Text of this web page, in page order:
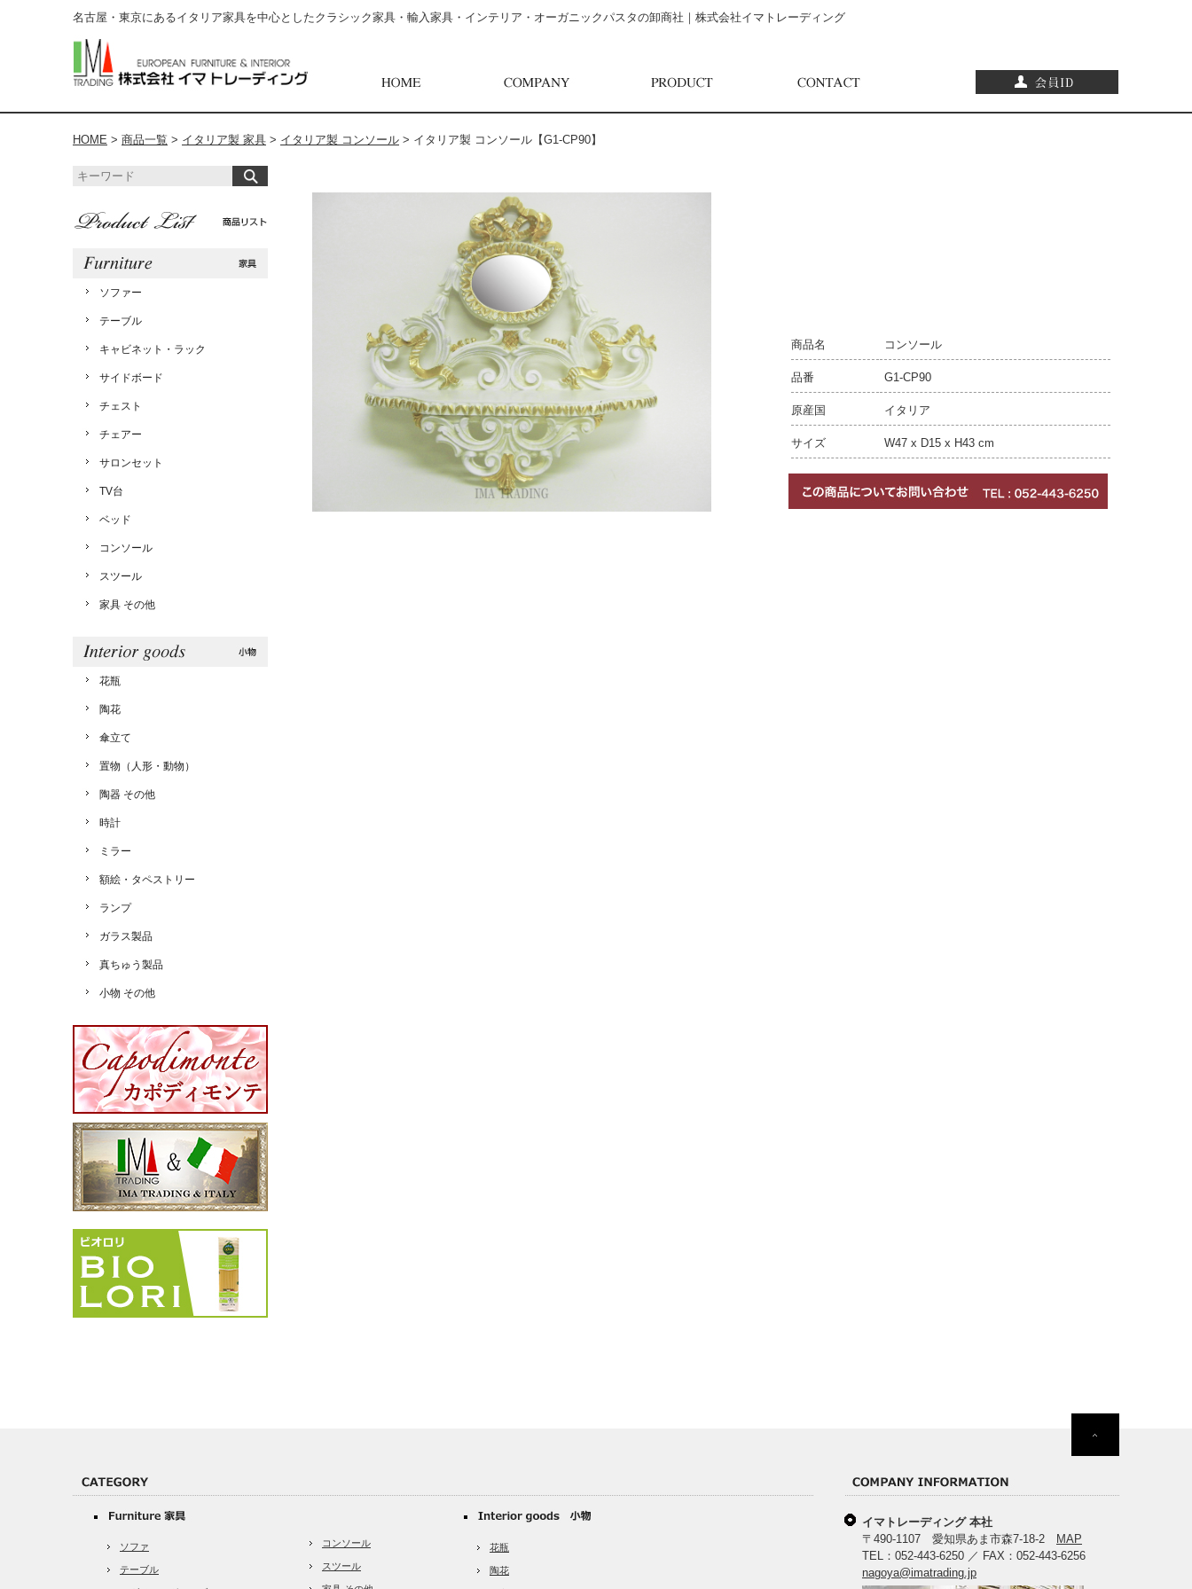
名古屋・東京にあるイタリア家具を中心としたクラシック家具・輸入家具・インテリア・オーガニックパスタの卸商社｜株式会社イマトレーディング
HOME > 商品一覧 > イタリア製 家具 > イタリア製 コンソール > イタリア製 コンソール【G1-CP90】
商品名 コンソール
品番 G1-CP90
原産国 イタリア
サイズ W47 x D15 x H43 cm
ソファー
テーブル
キャビネット・ラック
サイドボード
チェスト
チェアー
サロンセット
TV台
ベッド
コンソール
スツール
家具 その他
花瓶
陶花
傘立て
置物（人形・動物）
陶器 その他
時計
ミラー
額絵・タペストリー
ランプ
ガラス製品
真ちゅう製品
小物 その他
ソファ
テーブル
コンソール
スツール
花瓶
陶花
イマトレーディング 本社
〒490-1107 愛知県あま市森7-18-2
MAP
TEL：052-443-6250 ／ FAX：052-443-6256
nagoya@imatrading.jp